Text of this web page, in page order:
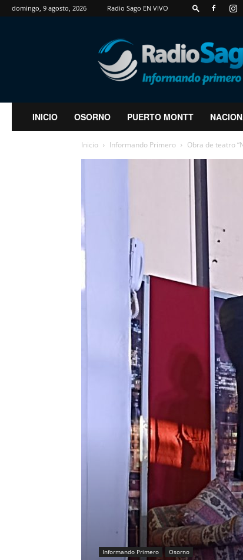
domingo, 9 agosto, 2026 Radio Sago EN VIVO
RadioSago
INICIO OSORNO PUERTO MONTT
Inicio Informando Primero Obra de teatro
Informando Primero Osorno